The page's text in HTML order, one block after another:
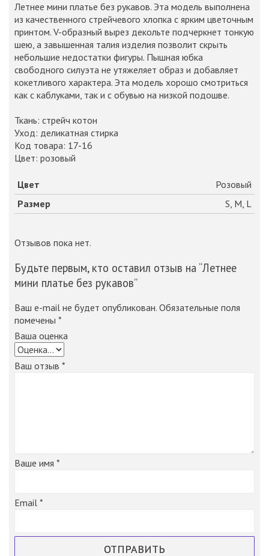
Летнее мини платье без рукавов. Эта модель выполнена
из качественного стрейчевого хлопка с ярким цветочным
принтом. V-образный вырез декольте подчеркнет тонкую
шею, а завышенная талия изделия позволит скрыть
небольшие недостатки фигуры. Пышная юбка
свободного силуэта не утяжеляет образ и добавляет
кокетливого характера. Эта модель хорошо смотриться
как с каблуками, так и с обувью на низкой подошве.
Ткань: стрейч котон
Уход: деликатная стирка
Код товара: 17-16
Цвет: розовый
Цвет
Розовый
Размер
S, M, L
Отзывов пока нет.
Будьте первым, кто оставил отзыв на “Летнее
мини платье без рукавов”
Ваш e-mail не будет опубликован. Обязательные поля
помечены *
Ваша оценка
Ваш отзыв *
Email *